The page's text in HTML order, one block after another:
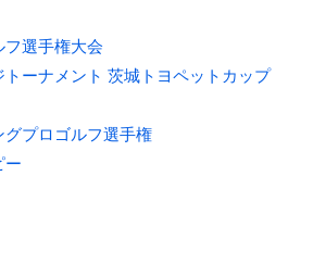
選手権大会
トーナメント 茨城トヨペットカップ
プロゴルフ選手権
ー